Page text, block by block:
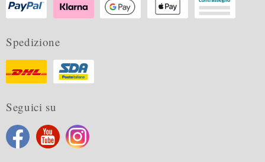
Spedizione
Seguici su